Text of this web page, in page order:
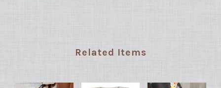
Related Items